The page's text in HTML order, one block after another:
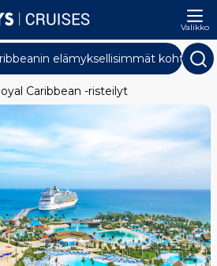
Valikko
elämyksellisimmät kohteet
Caribbean -risteilyt